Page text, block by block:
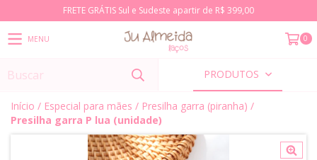
FRETE GRÁTIS Sul e Sudeste apartir de R$ 399,00
MENU 0
PRODUTOS
Início / Especial para mães / Presilha garra (piranha) /
Presilha garra P lua (unidade)